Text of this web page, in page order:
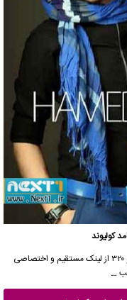
کولیوند
آهنگ جدید حامد کولیوند به نام با هم با کیفیت ۱۲۸ و ۳۲۰ از لینک مستقیم و اختصاصی
…